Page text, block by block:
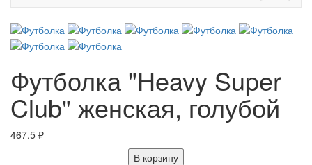
Футболка "Heavy Super
Club" женская, голубой
467.5 ₽
В корзину